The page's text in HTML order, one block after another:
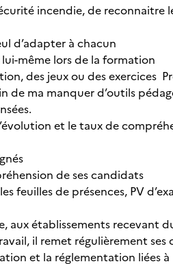
incendie, de reconnaitre
d’adapter à chacun
même lors de la formation
des jeux ou des exercices
de ma manquer d’outils
et le taux de
de ses candidats
feuilles de présences, PV
aux établissements recevant
il remet régulièrement ses
et la réglementation liées